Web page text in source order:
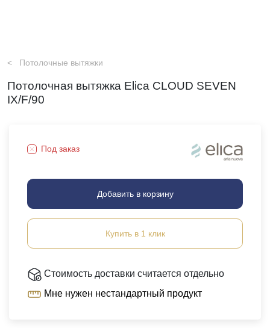
Потолочные вытяжки
Потолочная вытяжка Elica CLOUD SEVEN
IX/F/90
Под заказ
Добавить в корзину
Купить в 1 клик
Стоимость доставки считается отдельно
Мне нужен нестандартный продукт